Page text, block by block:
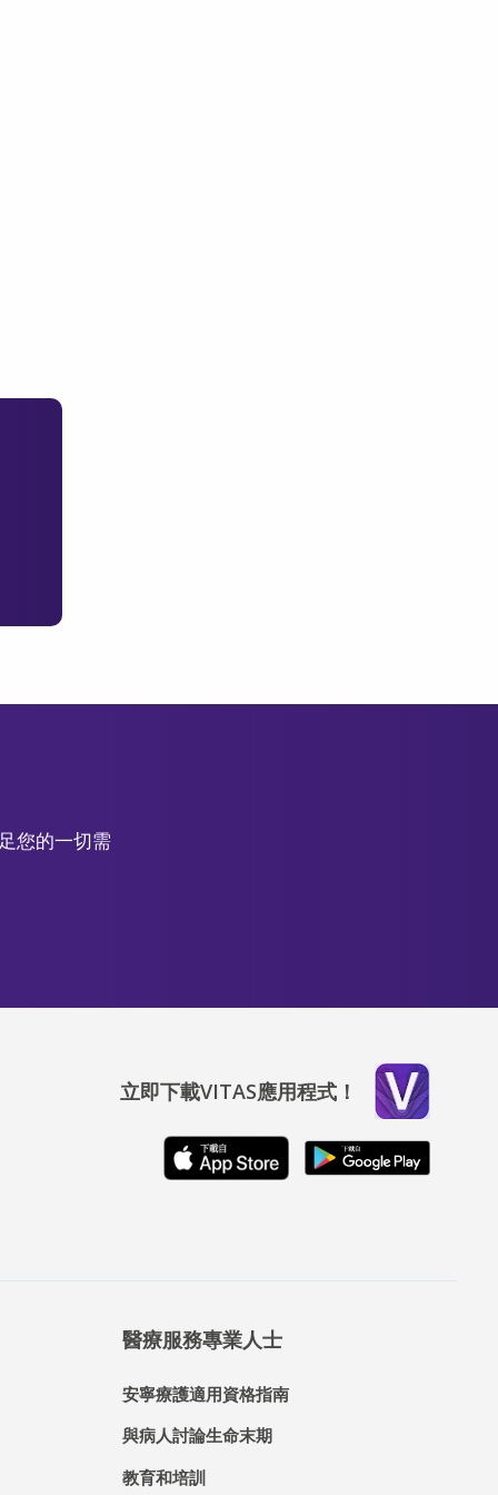
您的一切需
立即下載VITAS應用程式！
醫療服務專業人士
安寧療護適用資格指南
與病人討論生命末期
教育和培訓